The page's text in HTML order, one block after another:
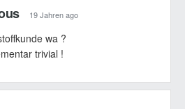
19 Jahren ago
wa ?
trivial !